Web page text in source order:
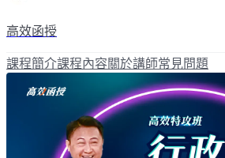
高效函授
課程簡介課程內容關於講師常見問題